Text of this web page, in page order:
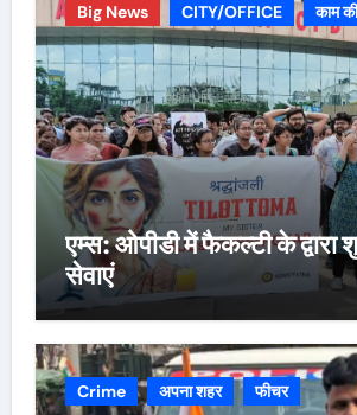
Big News CITY/OFFICE काम
एम्स: ओपीडी में फैकल्टी के द्वारा
सेवाएं
Crime अपना शहर फीचर